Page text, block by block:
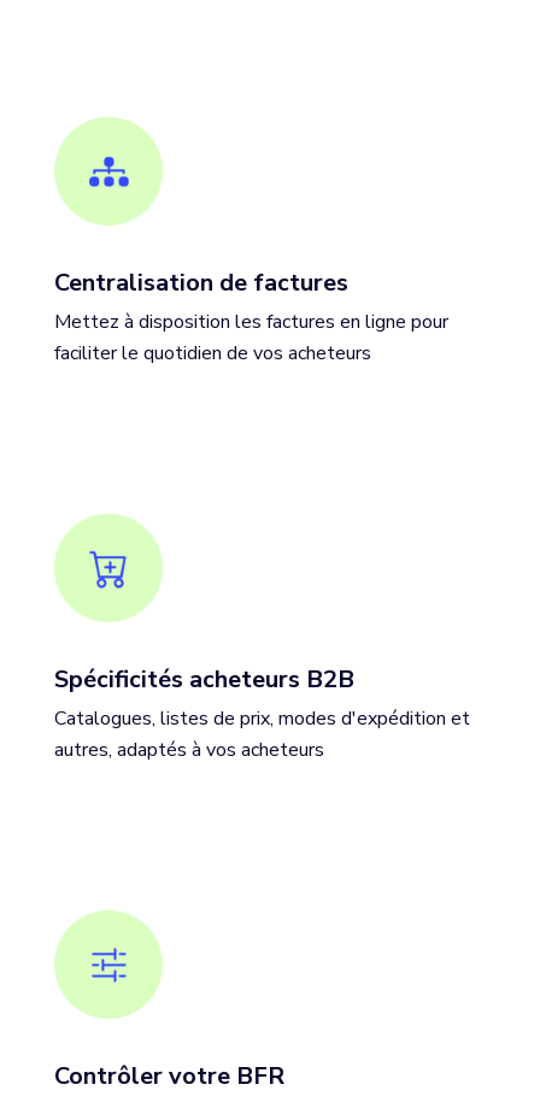
Centralisation de factures
Mettez à disposition les factures en ligne pour
faciliter le quotidien de vos acheteurs
Spécificités acheteurs B2B
Catalogues, listes de prix, modes d'expédition et
autres, adaptés à vos acheteurs
Contrôler votre BFR